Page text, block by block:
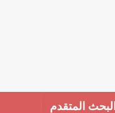
البحث المتقدم